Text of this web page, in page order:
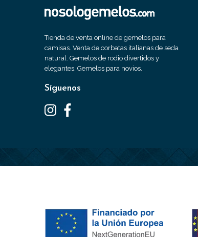
Tienda de venta online de gemelos para
camisas. Venta de corbatas italianas de seda
natural. Gemelos de rodio divertidos y
elegantes. Gemelos para novios.
Síguenos